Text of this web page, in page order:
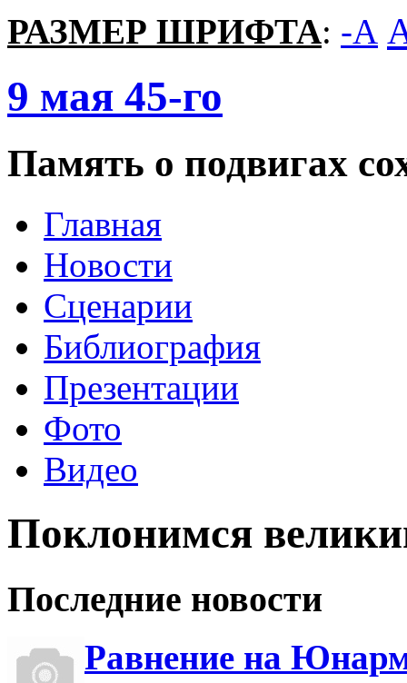
РАЗМЕР ШРИФТА: -A
9 мая 45-го
Память о подвигах
Главная
Новости
Сценарии
Библиография
Презентации
Фото
Видео
Поклонимся
Последние новости
Равнение на